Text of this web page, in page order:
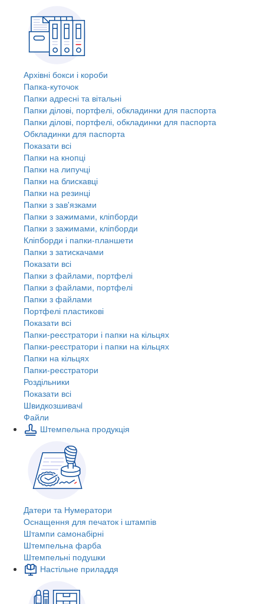
Архівні бокси і короби
Папка-куточок
Папки адресні та вітальні
Папки ділові, портфелі, обкладинки для паспорта
Папки ділові, портфелі, обкладинки для паспорта
Обкладинки для паспорта
Показати всі
Папки на кнопці
Папки на липучці
Папки на блискавці
Папки на резинці
Папки з зав'язками
Папки з зажимами, кліпборди
Папки з зажимами, кліпборди
Кліпборди і папки-планшети
Папки з затискачами
Показати всі
Папки з файлами, портфелі
Папки з файлами, портфелі
Папки з файлами
Портфелі пластикові
Показати всі
Папки-реєстратори і папки на кільцях
Папки-реєстратори і папки на кільцях
Папки на кільцях
Папки-реєстратори
Роздільники
Показати всі
Швидкозшивачi
Файли
Штемпельна продукція
Датери та Нумератори
Оснащення для печаток і штампів
Штампи самонабірні
Штемпельна фарба
Штемпельні подушки
Настільне приладдя